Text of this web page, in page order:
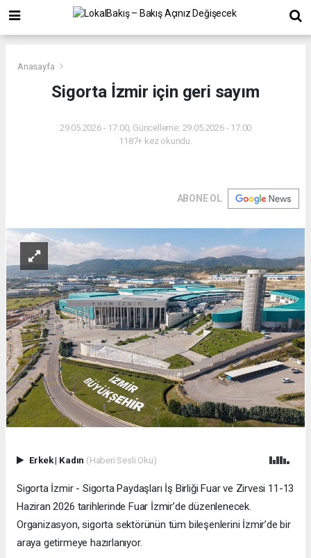
Anasayfa
Sigorta İzmir için geri sayım
29.05.2026 - 17:00, Güncelleme: 29.05.2026 - 17:00
1187+ kez okundu.
ABONE OL
Erkek| Kadın (Haberi Sesli Oku)
Sigorta İzmir - Sigorta Paydaşları İş Birliği Fuar ve Zirvesi 11-13
Haziran 2026 tarihlerinde Fuar İzmir’de düzenlenecek.
Organizasyon, sigorta sektörünün tüm bileşenlerini İzmir’de bir
araya getirmeye hazırlanıyor.